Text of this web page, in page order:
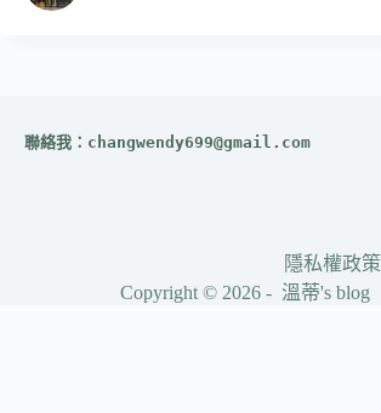
聯絡我： changwendy699@gmail.com
隱私權政策
Copyright © 2026 - 溫蒂's blog